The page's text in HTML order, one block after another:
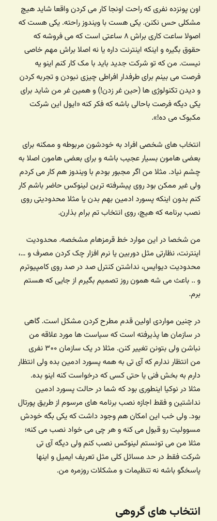
اون پونزده نفری که راحت اونجا کار می کردن واقعا شاید هیچ
مشکلی حس نکنن. یکی هست با ویندوز راحته. یکی هست که
اصولا ساعت کاری براش ۸ ساعتی است که می فروشه که
حقوق بگیره و اینکه اینترنت داره یا نه اصلا براش مهم خاصی
نیست. من که تو شرکت جدید باید با مک کار کنم اینو یه
فرصت می بینم برای طرفدار افراطی چیزی نبودن و تجربه کردن
و دیدن تکنولوژی ها (حین غر زدن!) و همین غر من شاید برای
یکی دیگه فرصت باحالی باشه که فکر کنه «ایول این شرکت
مکبوک می ده!».
انتخاب های شخصی افراد به خودشون مربوطه و ممکنه برای
بعضی هامون بسیار عجیب باشه و برای بعضی هامون اصلا به
چشم نیاد. مثلا من اگر مجبور بودم با ویندوز هم کار می کردم
ولی غیر ممکن بود روی پیشرفته ترین لینوکس حاضر باشم کار
کنم بدون اینکه پسورد ادمین بهم بدن یا مثلا محدودیتی روی
نصب برنامه که هیچ، روی انتخاب تم برام بذارن.
من شخصا در این موارد خط قرمزهام مشخصه. محدودیت
اینترنت، نظارتی مثل دوربین یا نرم افزار چک کردن مصرف و …،
محدودیت دیوایس، نداشتن کنترل صد در صد روی کامپیوترم
و .. باعث می شه همون روز تصمیم بگیرم از جایی که هستم
برم.
در چنین مواردی اولین قدم مطرح کردن مشکل است. گاهی
در سازمان ها پذیرفته است که سیاست ها مورد علاقه من
نباشن ولی بتونن تغییر کنن. مثلا در یک سازمان ۳۰۰ نفری
من انتظار ندارم که آی تی به همه پسورد ادمین بده ولی انتظار
دارم به بخش فنی یا حتی کسی که درخواست کنه اینو بده.
مثلا در نوکیا اینطوری بود که شما در حالت پسورد ادمین
نداشتین و فقط اجازه نصب برنامه های مرسوم از طریق پورتال
بود. ولی خب این امکان هم وجود داشت که یکی بگه خودش
مسوولیت رو قبول می کنه و هر چی می خواد نصب می کنه؛‌
مثلا من می تونستم لینوکس نصب کنم ولی دیگه آی تی
شرکت فقط در حد مسائل کلی مثل تعریف ایمیل و اینها
پاسخگو باشه نه تنظیمات و مشکلات روزمره من.
انتخاب های گروهی